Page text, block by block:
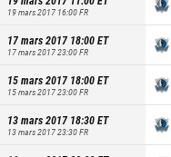
19 mars 2017 16:00FR
17 mars 2017 18:00ET
17 mars 2017 23:00FR
15 mars 2017 18:00ET
15 mars 2017 23:00FR
13 mars 2017 18:30ET
13 mars 2017 23:30FR